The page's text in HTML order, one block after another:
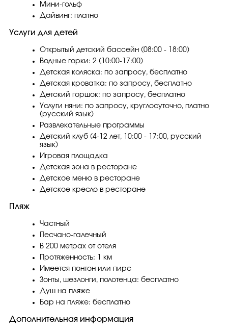
Мини-гольф
Дайвинг: платно
Услуги для детей
Открытый детский бассейн (08:00 - 18:00)
Водные горки: 2 (10:00-17:00)
Детская коляска: по запросу, бесплатно
Детская кроватка: по запросу, бесплатно
Детский горшок: по запросу, бесплатно
Услуги няни: по запросу, круглосуточно, платно
(русский язык)
Развлекательные программы
Детский клуб (4-12 лет, 10:00 - 17:00, русский
язык)
Игровая площадка
Детская зона в ресторане
Детское меню в ресторане
Детское кресло в ресторане
Пляж
Частный
Песчано-галечный
В 200 метрах от отеля
Протяженность: 1 км
Имеется понтон или пирс
Зонты, шезлонги, полотенца: бесплатно
Душ на пляже
Бар на пляже: бесплатно
Дополнительная информация